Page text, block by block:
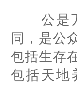
公是万
同，是公
包括生存
包括天地